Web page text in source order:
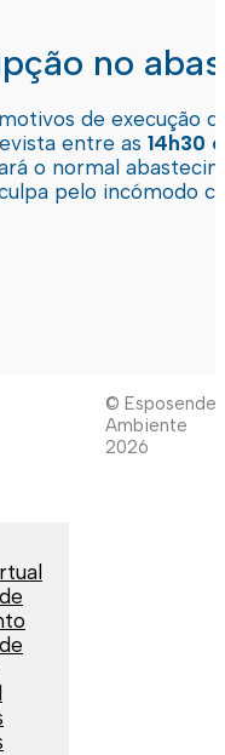
no
de execução
entre as 14h30
o normal
pelo incómodo
© Esposende
Ambiente
2026